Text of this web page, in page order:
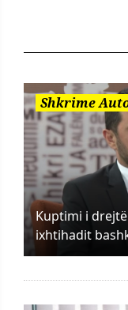
Shkrime
Kuptimi i
ixhtihadit